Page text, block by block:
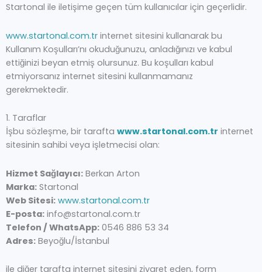
Startonal ile iletişime geçen tüm kullanıcılar için geçerlidir.
www.startonal.com.tr internet sitesini kullanarak bu
Kullanım Koşulları’nı okuduğunuzu, anladığınızı ve kabul
ettiğinizi beyan etmiş olursunuz. Bu koşulları kabul
etmiyorsanız internet sitesini kullanmamanız
gerekmektedir.
1. Taraflar
İşbu sözleşme, bir tarafta www.startonal.com.tr internet
sitesinin sahibi veya işletmecisi olan:
Hizmet Sağlayıcı: Berkan Arton
Marka: Startonal
Web Sitesi: www.startonal.com.tr
E-posta: info@startonal.com.tr
Telefon / WhatsApp: 0546 886 53 34
Adres: Beyoğlu/İstanbul
ile diğer tarafta internet sitesini ziyaret eden, form